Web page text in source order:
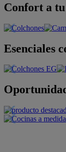
Confort a
Esenciales